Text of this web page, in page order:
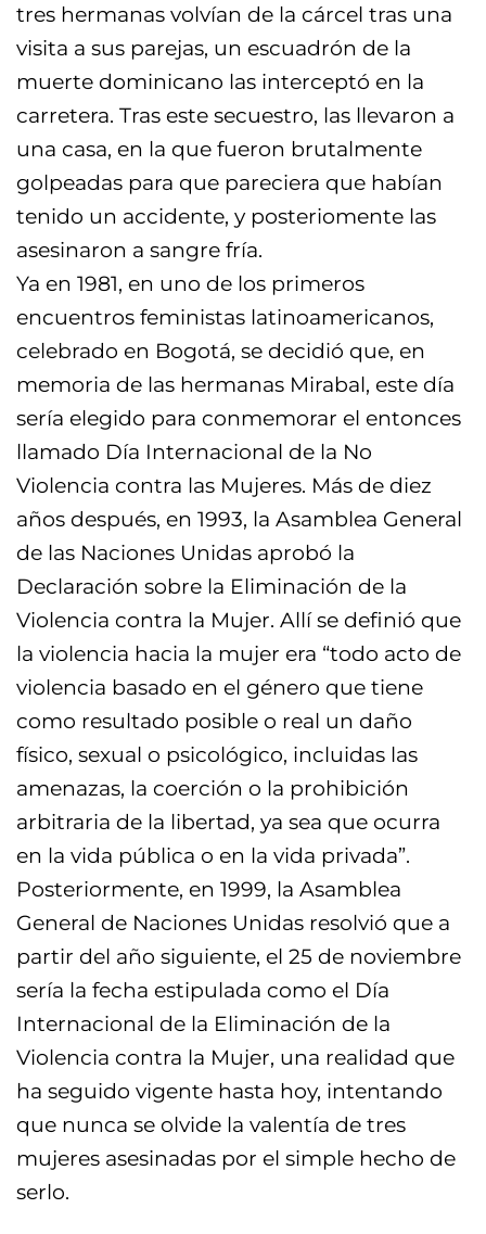
tres hermanas volvían de la cárcel tras una
visita a sus parejas, un escuadrón de la
muerte dominicano las interceptó en la
carretera. Tras este secuestro, las llevaron a
una casa, en la que fueron brutalmente
golpeadas para que pareciera que habían
tenido un accidente, y posteriomente las
asesinaron a sangre fría.
Ya en 1981, en uno de los primeros
encuentros feministas latinoamericanos,
celebrado en Bogotá, se decidió que, en
memoria de las hermanas Mirabal, este día
sería elegido para conmemorar el entonces
llamado Día Internacional de la No
Violencia contra las Mujeres. Más de diez
años después, en 1993, la Asamblea General
de las Naciones Unidas aprobó la
Declaración sobre la Eliminación de la
Violencia contra la Mujer. Allí se definió que
la violencia hacia la mujer era “todo acto de
violencia basado en el género que tiene
como resultado posible o real un daño
físico, sexual o psicológico, incluidas las
amenazas, la coerción o la prohibición
arbitraria de la libertad, ya sea que ocurra
en la vida pública o en la vida privada”.
Posteriormente, en 1999, la Asamblea
General de Naciones Unidas resolvió que a
partir del año siguiente, el 25 de noviembre
sería la fecha estipulada como el Día
Internacional de la Eliminación de la
Violencia contra la Mujer, una realidad que
ha seguido vigente hasta hoy, intentando
que nunca se olvide la valentía de tres
mujeres asesinadas por el simple hecho de
serlo.